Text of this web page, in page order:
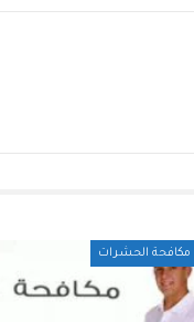
مكافحة الحشرات